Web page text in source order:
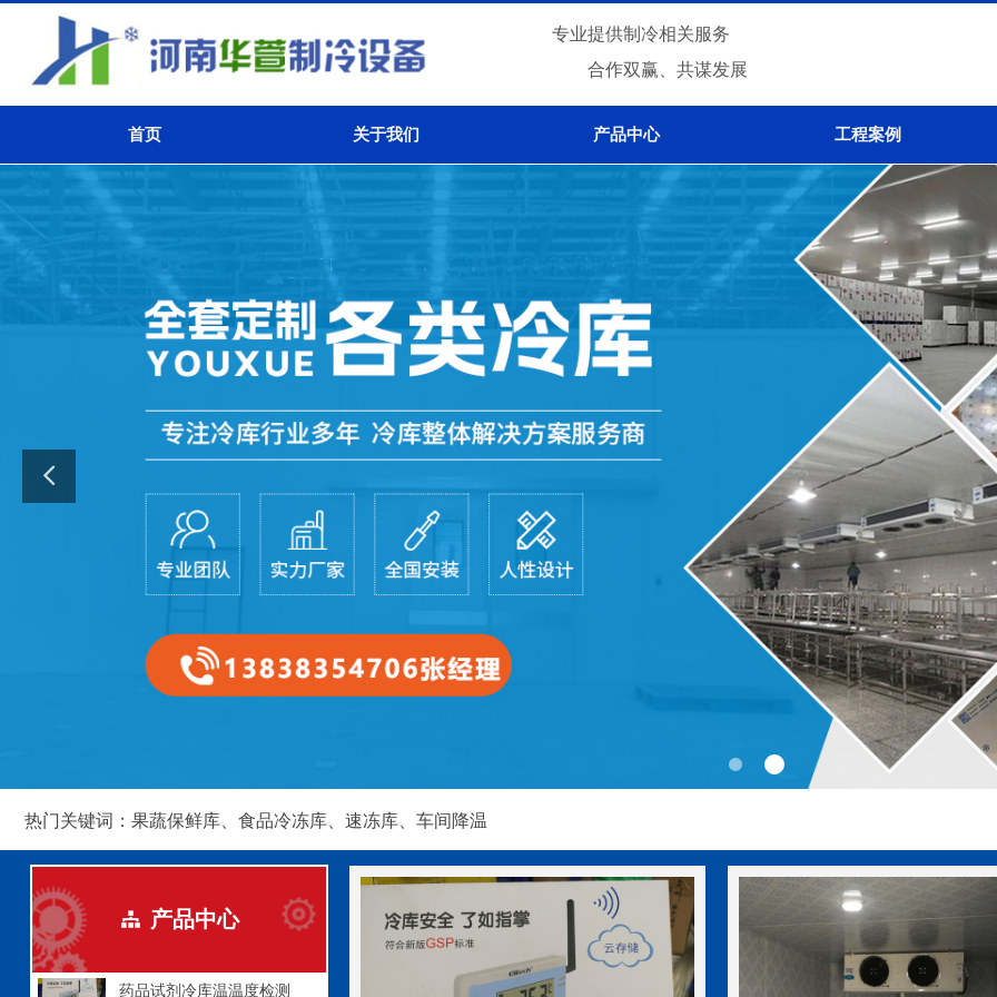
首页 关于我们 产品中心 工程案例
专业提供制冷相关服务
合作双赢、共谋发展
药品试剂冷库温温度检测
뀒 产品中心
热门关键词：果蔬保鲜库、食品冷冻库、速冻库、车间降温